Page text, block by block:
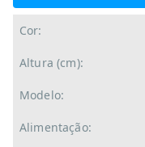
Cor:
Altura (cm):
Modelo:
Alimentação: